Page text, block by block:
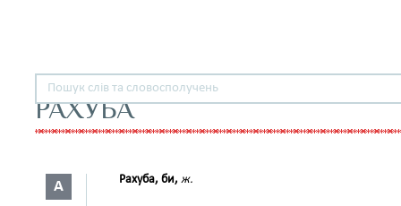
РАХУБА
А Рахуба, би, ж.